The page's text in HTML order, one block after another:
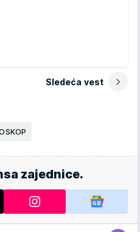
Sledeća vest
zajednice.